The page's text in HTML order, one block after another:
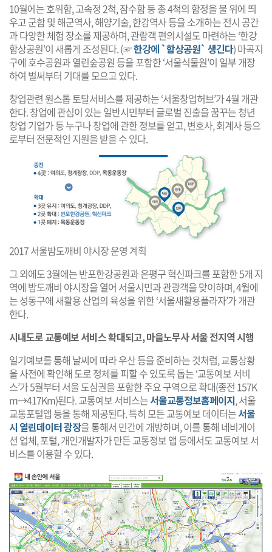
10월에는 호위함, 고속정 2척, 잠수함 등 총 4척의 함정을 물 위에 띄
우고 군함 및 해군역사, 해양기술, 한강역사 등을 소개하는 전시 공간
과 다양한 체험 장소를 제공하며, 관람객 편의시설도 마련하는 ‘한강
함상공원’이 새롭게 조성된다. (☞한강에 `함상공원` 생긴다) 마곡지
구에 호수공원과 열린숲공원 등을 포함한 ‘서울식물원’이 일부 개장
하여 벌써부터 기대를 모으고 있다.
창업관련 원스톱 토탈서비스를 제공하는 ‘서울창업허브’가 4월 개관
한다. 창업에 관심이 있는 일반시민부터 글로벌 진출을 꿈꾸는 청년
창업 기업가 등 누구나 창업에 관한 정보를 얻고, 변호사, 회계사 등으
로부터 전문적인 지원을 받을 수 있다.
2017 서울밤도깨비 야시장 운영 계획
그 외에도 3월에는 반포한강공원과 은평구 혁신파크를 포함한 5개 지
역에 밤도깨비 야시장을 열어 서울시민과 관광객을 맞이하며, 4월에
는 성동구에 새활용 산업의 육성을 위한 ‘서울새활용플라자’가 개관
한다.
시내도로 교통예보 서비스 확대되고, 마을노무사 서울 전지역 시행
일기예보를 통해 날씨에 따라 우산 등을 준비하는 것처럼, 교통상황
을 사전에 확인해 도로 정체를 피할 수 있도록 돕는 ‘교통예보 서비
스’가 5월부터 서울 도심권을 포함한 주요 구역으로 확대(종전 157K
m→417Km)된다. 교통예보 서비스는서울교통정보홈페이지, 서울
교통포털앱 등을 통해 제공된다. 특히 모든 교통예보 데이터는서울
시 열린데이터 광장을 통해서 민간에 개방하며, 이를 통해 네비게이
션 업체, 포털, 개인개발자가 만든 교통정보 앱 등에서도 교통예보 서
비스를 이용할 수 있다.